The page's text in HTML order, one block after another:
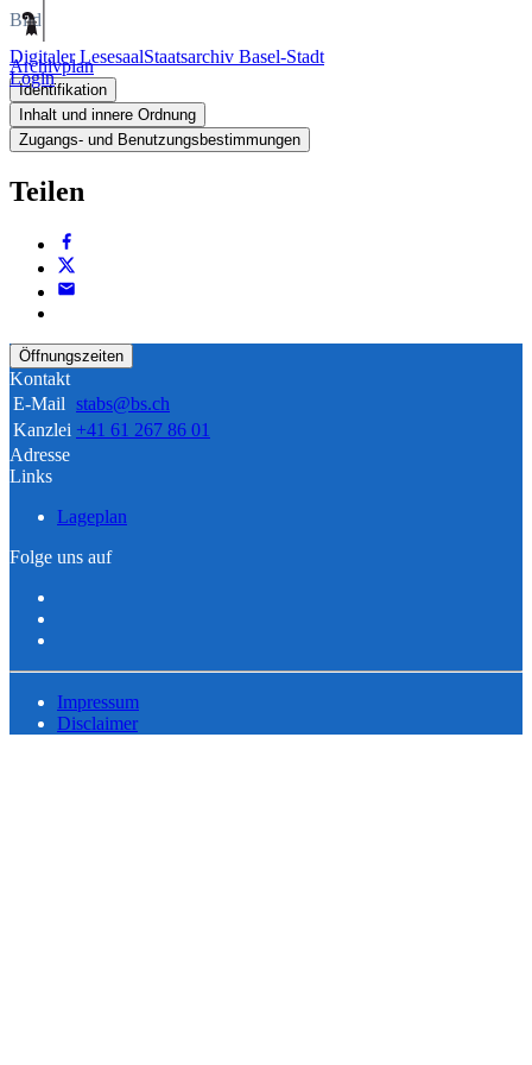
Digitaler LesesaalStaatsarchiv Basel-Stadt
Login
Bild
Archivplan
Identifikation
Inhalt und innere Ordnung
Zugangs- und Benutzungsbestimmungen
Teilen
Öffnungszeiten
Kontakt
E-Mail stabs@bs.ch
Kanzlei +41 61 267 86 01
Adresse
Links
Lageplan
Folge uns auf
Impressum
Disclaimer